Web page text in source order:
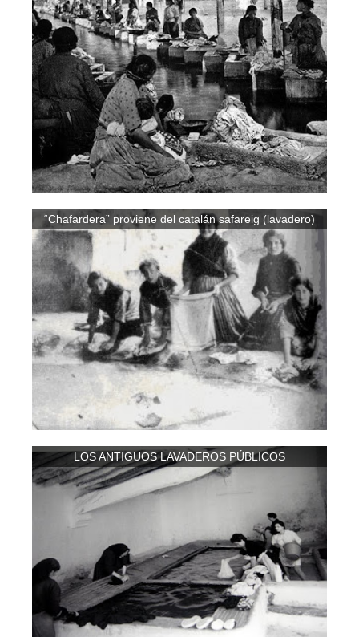
“Chafardera” proviene del catalán safareig (lavadero)
LOS ANTIGUOS LAVADEROS PÚBLICOS